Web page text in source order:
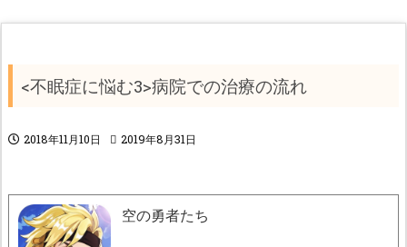
<不眠症に悩む3>病院での治療の流れ
2018年11月10日 2019年8月31日
空の勇者たち